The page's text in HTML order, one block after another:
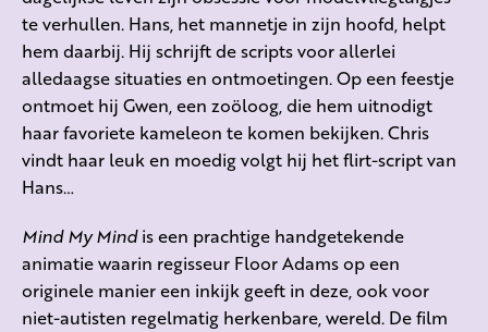
te verhullen. Hans, het mannetje in zijn hoofd, helpt
hem daarbij. Hij schrijft de scripts voor allerlei
alledaagse situaties en ontmoetingen. Op een feestje
ontmoet hij Gwen, een zoöloog, die hem uitnodigt
haar favoriete kameleon te komen bekijken. Chris
vindt haar leuk en moedig volgt hij het flirt-script van
Hans…
Mind My Mindis een prachtige handgetekende
animatie waarin regisseur Floor Adams op een
originele manier een inkijk geeft in deze, ook voor
niet-autisten regelmatig herkenbare, wereld. De film